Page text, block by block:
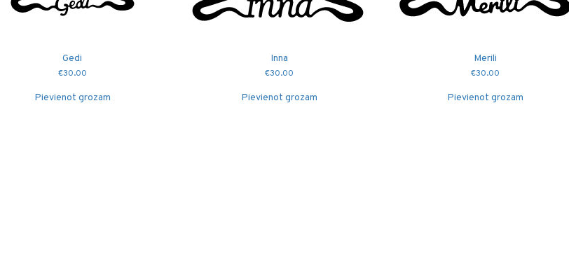
Gedi
€30.00
Pievienot grozam
Inna
€30.00
Pievienot grozam
Merili
€30.00
Pievienot grozam